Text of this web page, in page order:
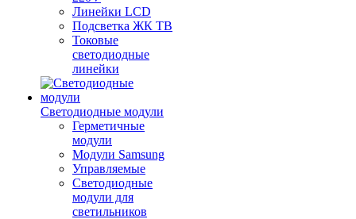
Линейки LCD
Подсветка ЖК ТВ
Токовые
светодиодные
линейки
Светодиодные модули
Герметичные
модули
Модули Samsung
Управляемые
Светодиодные
модули для
светильников